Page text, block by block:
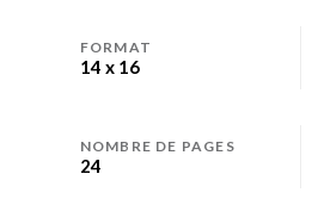
FORMAT
14 x 16
NOMBRE DE PAGES
24